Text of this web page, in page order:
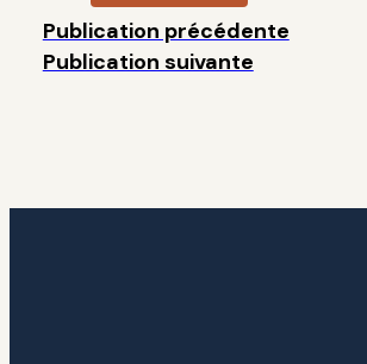
Publication précédente
Publication suivante